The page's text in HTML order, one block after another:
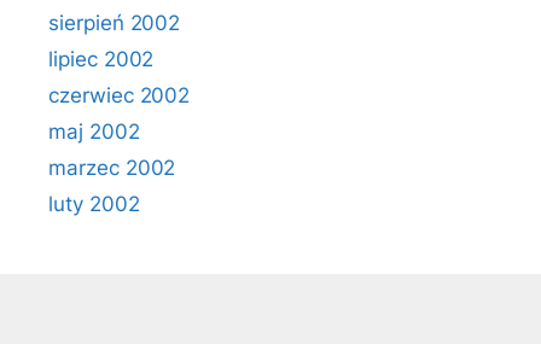
sierpień 2002
lipiec 2002
czerwiec 2002
maj 2002
marzec 2002
luty 2002